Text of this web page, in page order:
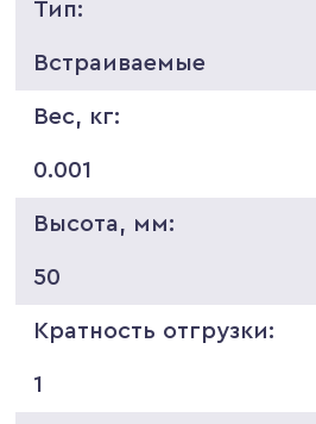
Тип:
Встраиваемые
Вес, кг:
0.001
Высота, мм:
50
Кратность отгрузки:
1